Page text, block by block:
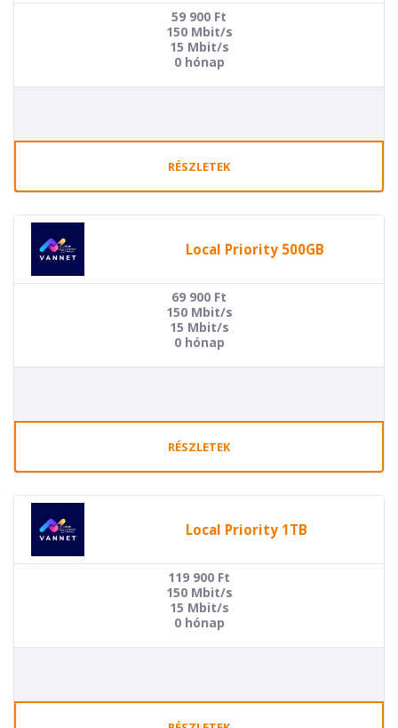
59 900 Ft
150 Mbit/s
15 Mbit/s
0 hónap
RÉSZLETEK
Local Priority 500GB
69 900 Ft
150 Mbit/s
15 Mbit/s
0 hónap
RÉSZLETEK
Local Priority 1TB
119 900 Ft
150 Mbit/s
15 Mbit/s
0 hónap